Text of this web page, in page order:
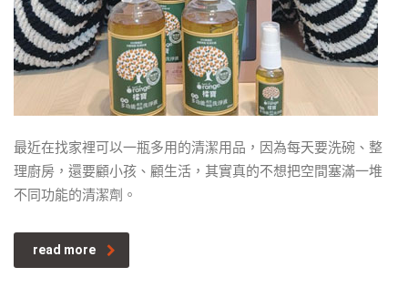
最近在找家裡可以一瓶多用的清潔用品，因為每天要洗碗、整
理廚房，還要顧小孩、顧生活，其實真的不想把空間塞滿一堆
不同功能的清潔劑。
read more